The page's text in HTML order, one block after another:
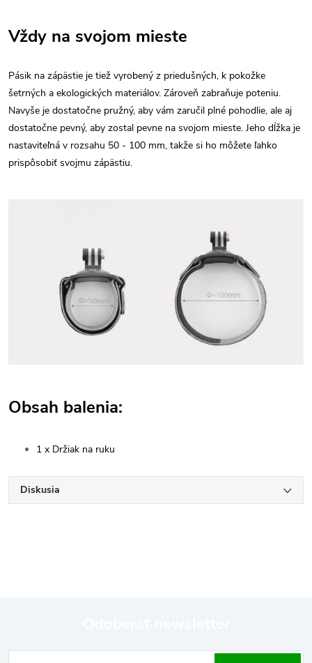
Vždy na svojom mieste
Pásik na zápästie je tiež vyrobený z priedušných, k pokožke
šetrných a ekologických materiálov. Zároveň zabraňuje poteniu.
Navyše je dostatočne pružný, aby vám zaručil plné pohodlie, ale aj
dostatočne pevný, aby zostal pevne na svojom mieste. Jeho dĺžka je
nastaviteľná v rozsahu 50 - 100 mm, takže si ho môžete ľahko
prispôsobiť svojmu zápästiu.
Obsah balenia:
1 x Držiak na ruku
Diskusia
Z